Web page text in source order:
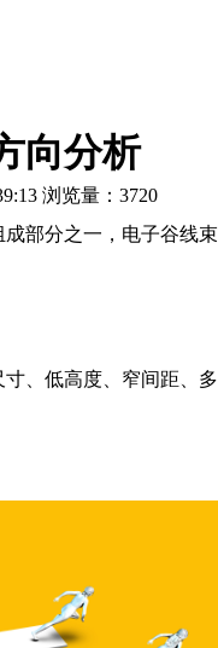
向分析
浏览量：3720
部分之一，电子谷线束
、低高度、窄间距、多